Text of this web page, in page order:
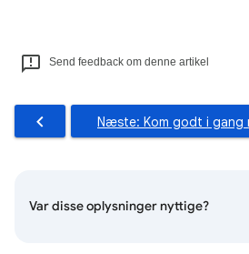
Send feedback om denne artikel
Næste: Kom godt i gang
Var disse oplysninger nyttige?